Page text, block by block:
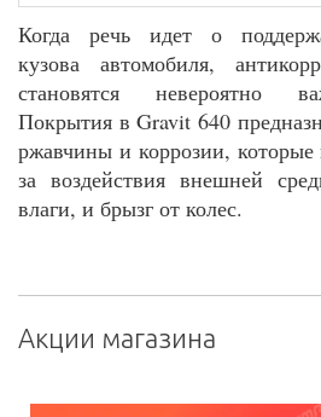
Когда речь идет о
кузова автомобиля,
становятся невероятно
Покрытия в Gravit 640
ржавчины и коррозии, которые
за воздействия внешней
влаги, и брызг от колес.
Акции магазина